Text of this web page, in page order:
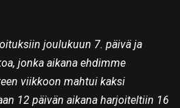
joulukuun 7. päivä ja
jonka aikana ehdimme
viikkoon mahtui kaksi
12 päivän aikana harjoiteltiin 16